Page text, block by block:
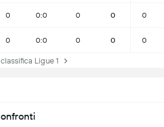
0 0:0 0 0 0
0 0:0 0 0 0
Ligue 1